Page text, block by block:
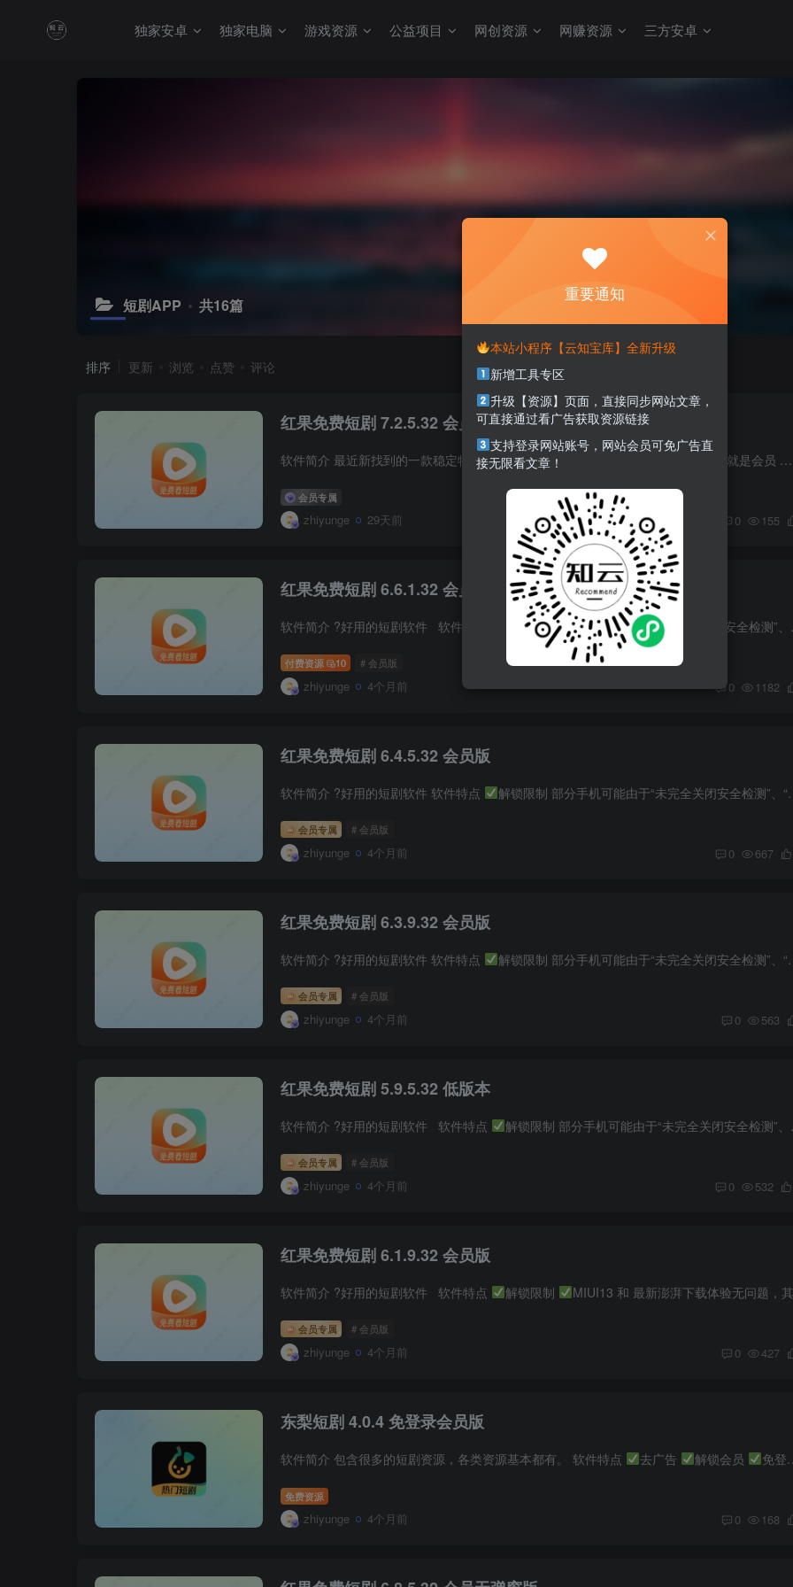
独家安卓 独家电脑 游戏资源 公益项目 网创资源 网赚资源 三方安卓
短剧APP 共16篇
排序 更新 浏览 点赞 评论
红果免费短剧 7.2.5.32 会员版可登录
软件简介 最近新找到的一款稳定特别版，支持登录，效果还不错 软件特点 登录就是会员
会员专属
zhiyunge 29天前 0 155
红果免费短剧 6.6.1.32 会员版
软件简介 ?好用的短剧软件 软件特点 解锁限制 部分手机可能由于“未完全关闭安全检测”、“版本检测”、“系统更新”等会导致版本失效，可以尝试先“清理数据”，然后“卸载重新安装”...
付费资源 10 # 会员版
zhiyunge 4个月前 0 1182
红果免费短剧 6.4.5.32 会员版
软件简介 ?好用的短剧软件 软件特点 解锁限制 部分手机可能由于“未完全关闭安全检测”、“版本检测”、“系统更新”等会导致版本失效，可以尝试先“清理数据”，然后“卸载重新安装”尝试，...
会员专属 # 会员版
zhiyunge 4个月前 0 667
红果免费短剧 6.3.9.32 会员版
软件简介 ?好用的短剧软件 软件特点 解锁限制 部分手机可能由于“未完全关闭安全检测”、“版本检测”、“系统更新”等会导致版本失效，可以尝试先“清理数据”，然后“卸载重新安装”尝试，...
会员专属 # 会员版
zhiyunge 4个月前 0 563
红果免费短剧 5.9.5.32 低版本
软件简介 ?好用的短剧软件 软件特点 解锁限制 部分手机可能由于“未完全关闭安全检测”、“版本检测”、“系统更新”等会导致版本失效，可以尝试先“清理数据”，然后“卸载重新安装”...
会员专属 # 会员版
zhiyunge 4个月前 0 532
红果免费短剧 6.1.9.32 会员版
软件简介 ?好用的短剧软件 软件特点 解锁限制 MIUI13 和 最新澎湃下载体验无问题，其他手机自行下载测试 部分手机可能由于“未完全关闭安全检测”、“版本检测”、“系统更新”等会...
会员专属 # 会员版
zhiyunge 4个月前 0 427
东梨短剧 4.0.4 免登录会员版
软件简介 包含很多的短剧资源，各类资源基本都有。 软件特点 去广告 解锁会员 免登录 下载链接 会员专享高速链接 普通用户可点击下方按钮获取
免费资源
zhiyunge 4个月前 0 168
重要通知
本站小程序【云知宝库】全新升级
新增工具专区
升级【资源】页面，直接同步网站文章，
可直接通过看广告获取资源链接
支持登录网站账号，网站会员可免广告直
接无限看文章！